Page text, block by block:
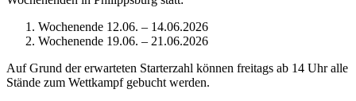
Wochenende 12.06. – 14.06.2026
Wochenende 19.06. – 21.06.2026
Auf Grund der erwarteten Starterzahl können freitags ab 14 Uhr alle
Stände zum Wettkampf gebucht werden.